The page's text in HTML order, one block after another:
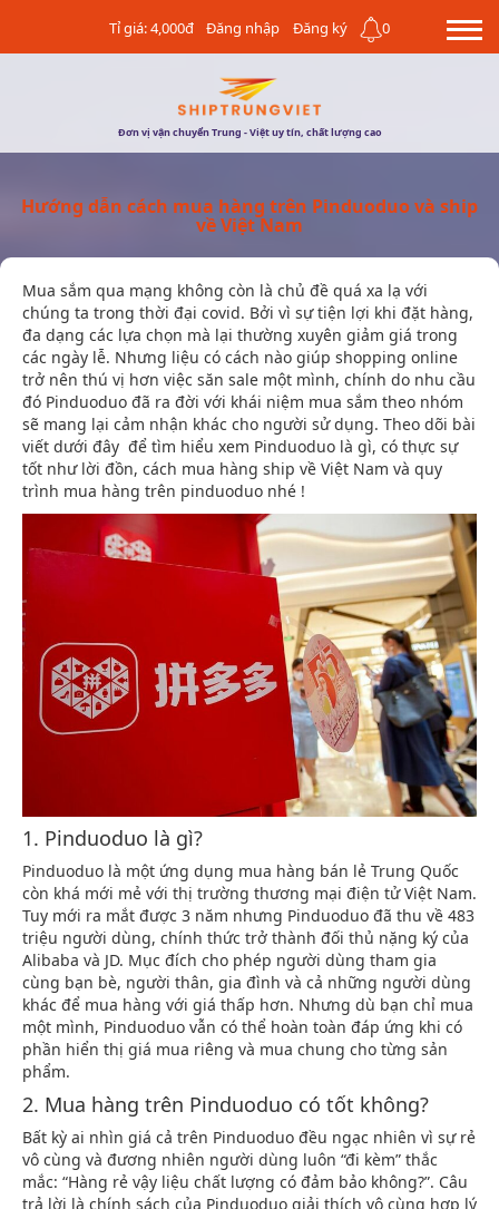
Tỉ giá: 4,000đ Đăng nhập Đăng ký 0
Đơn vị vận chuyển Trung - Việt uy tín, chất lượng cao
Hướng dẫn cách mua hàng trên Pinduoduo và ship
về Việt Nam
Mua sắm qua mạng không còn là chủ đề quá xa lạ với
chúng ta trong thời đại covid. Bởi vì sự tiện lợi khi đặt hàng,
đa dạng các lựa chọn mà lại thường xuyên giảm giá trong
các ngày lễ. Nhưng liệu có cách nào giúp shopping online
trở nên thú vị hơn việc săn sale một mình, chính do nhu cầu
đó Pinduoduo đã ra đời với khái niệm mua sắm theo nhóm
sẽ mang lại cảm nhận khác cho người sử dụng. Theo dõi bài
viết dưới đây để tìm hiểu xem Pinduoduo là gì, có thực sự
tốt như lời đồn, cách mua hàng ship về Việt Nam và quy
trình mua hàng trên pinduoduo nhé !
1. Pinduoduo là gì?
Pinduoduo là một ứng dụng mua hàng bán lẻ Trung Quốc
còn khá mới mẻ với thị trường thương mại điện tử Việt Nam.
Tuy mới ra mắt được 3 năm nhưng Pinduoduo đã thu về 483
triệu người dùng, chính thức trở thành đối thủ nặng ký của
Alibaba và JD. Mục đích cho phép người dùng tham gia
cùng bạn bè, người thân, gia đình và cả những người dùng
khác để mua hàng với giá thấp hơn. Nhưng dù bạn chỉ mua
một mình, Pinduoduo vẫn có thể hoàn toàn đáp ứng khi có
phần hiển thị giá mua riêng và mua chung cho từng sản
phẩm.
2. Mua hàng trên Pinduoduo có tốt không?
Bất kỳ ai nhìn giá cả trên Pinduoduo đều ngạc nhiên vì sự rẻ
vô cùng và đương nhiên người dùng luôn “đi kèm” thắc
mắc: “Hàng rẻ vậy liệu chất lượng có đảm bảo không?”. Câu
trả lời là chính sách của Pinduoduo giải thích vô cùng hợp lý